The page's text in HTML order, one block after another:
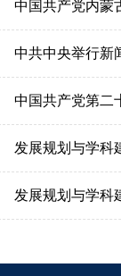
中国共产党内蒙
中共中央举行新
中国共产党第二
发展规划与学科
发展规划与学科